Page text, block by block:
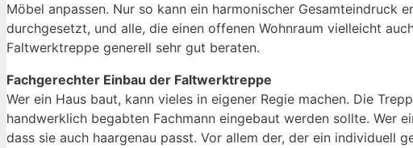
Möbel anpassen. Nur so kann ein harmonischer
durchgesetzt, und alle, die einen offenen Wohnraum vielleicht
Faltwerktreppe generell sehr gut beraten.
Fachgerechter Einbau der Faltwerktreppe
Wer ein Haus baut, kann vieles in eigener Regie machen. Die
handwerklich begabten Fachmann eingebaut werden sollte. Wer
dass sie auch haargenau passt. Vor allem der, der ein individuell